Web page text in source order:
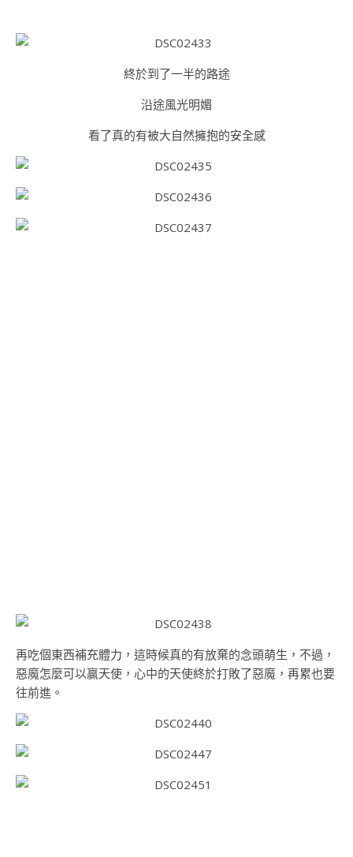
終於到了一半的路途
沿途風光明媚
看了真的有被大自然擁抱的安全感
再吃個東西補充體力，這時候真的有放棄的念頭萌生，不過，
惡魔怎麼可以贏天使，心中的天使終於打敗了惡魔，再累也要
往前進。